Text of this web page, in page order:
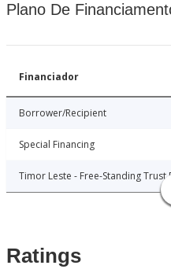
Plano De
Financiador
Borrower/Recipient
Special Financing
Timor Leste - Free-Standing Trust
Ratings